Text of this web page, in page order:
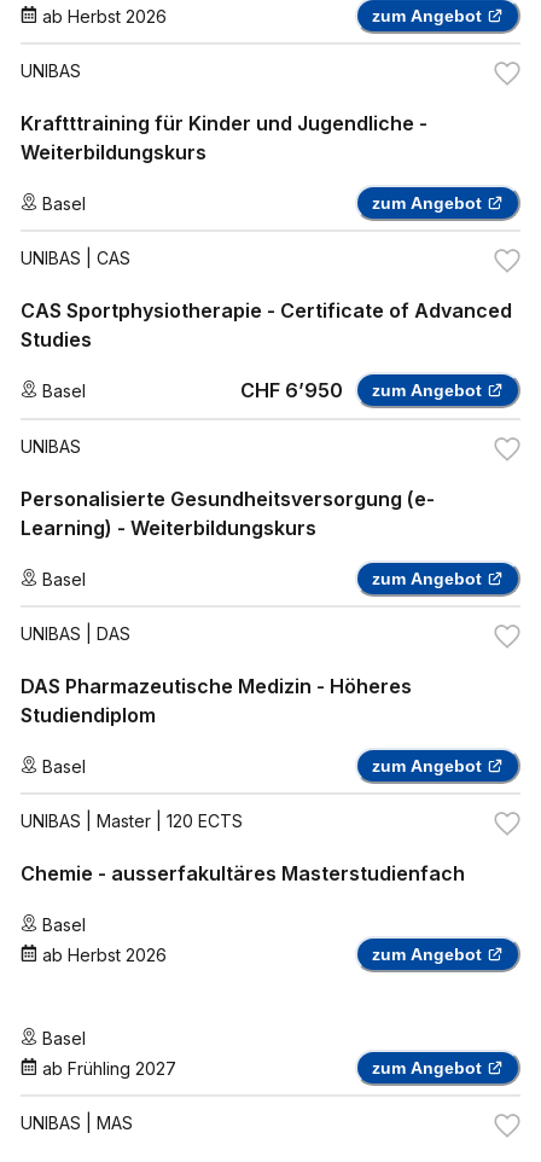
ab Herbst 2026 zum Angebot
UNIBAS
Kraftttraining für Kinder und Jugendliche -
Weiterbildungskurs
Basel zum Angebot
UNIBAS | CAS
CAS Sportphysiotherapie - Certificate of Advanced
Studies
Basel CHF 6’950 zum Angebot
UNIBAS
Personalisierte Gesundheitsversorgung (e-
Learning) - Weiterbildungskurs
Basel zum Angebot
UNIBAS | DAS
DAS Pharmazeutische Medizin - Höheres
Studiendiplom
Basel zum Angebot
UNIBAS | Master | 120 ECTS
Chemie - ausserfakultäres Masterstudienfach
Basel
ab Herbst 2026 zum Angebot
Basel
ab Frühling 2027 zum Angebot
UNIBAS | MAS